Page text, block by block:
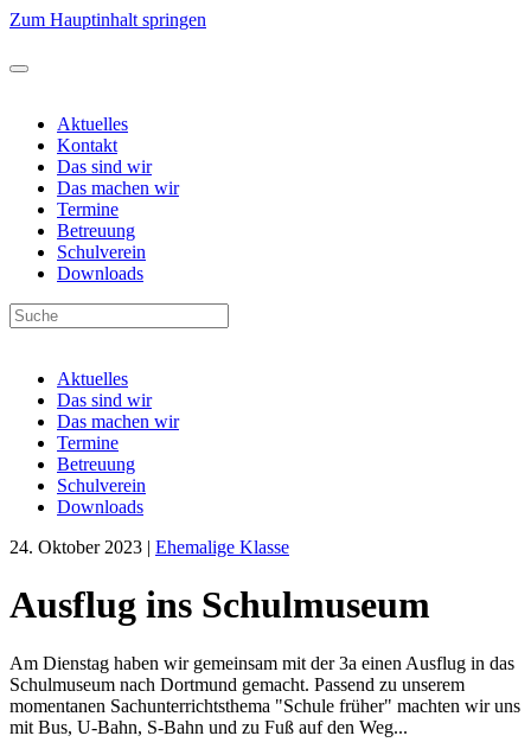
Zum Hauptinhalt springen
Aktuelles
Kontakt
Das sind wir
Das machen wir
Termine
Betreuung
Schulverein
Downloads
Aktuelles
Das sind wir
Das machen wir
Termine
Betreuung
Schulverein
Downloads
24. Oktober 2023 | Ehemalige Klasse
Ausflug ins Schulmuseum
Am Dienstag haben wir gemeinsam mit der 3a einen Ausflug in das
Schulmuseum nach Dortmund gemacht. Passend zu unserem
momentanen Sachunterrichtsthema "Schule früher" machten wir uns
mit Bus, U-Bahn, S-Bahn und zu Fuß auf den Weg...